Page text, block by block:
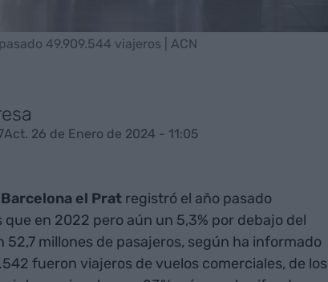
49.909.544 viajeros | ACN
Act. 26 de Enero de 2024 - 11:05
el Pratregistró el año pasado
en 2022 pero aún un 5,3% por debajo del
millones de pasajeros, según ha informado
fueron viajeros de vuelos comerciales, de los